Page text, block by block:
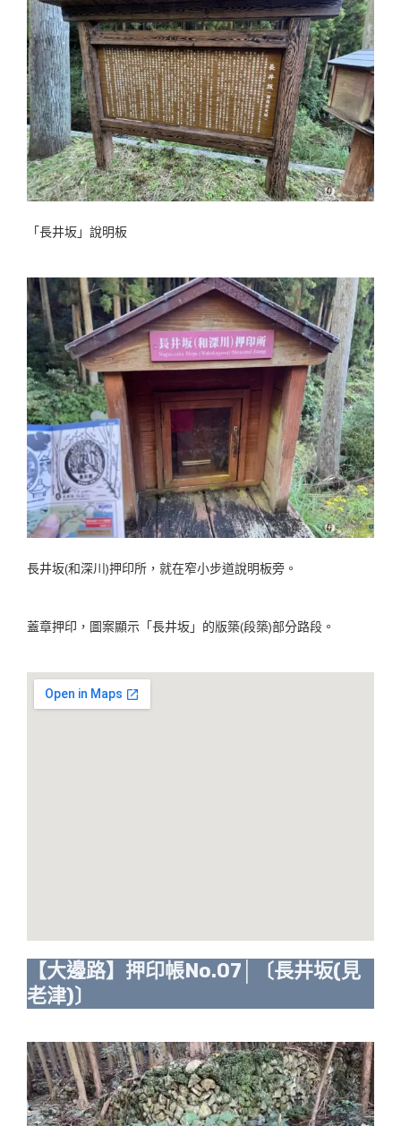
「長井坂」說明板
長井坂(和深川)押印所，就在窄小步道說明板旁。
蓋章押印，圖案顯示「長井坂」的版築(段築)部分路段。
【大邊路】押印帳No.07│〔長井坂(見
老津)〕